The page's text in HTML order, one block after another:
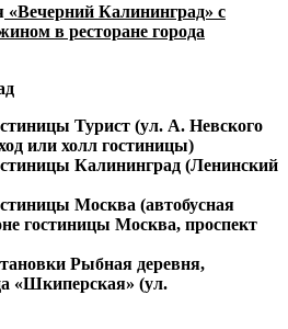
«Вечерний Калининград» с
в ресторане города
Турист (ул. А. Невского
или холл гостиницы)
Калининград (Ленинский
Москва (автобусная
гостиницы Москва, проспект
Рыбная деревня,
«Шкиперская» (ул.